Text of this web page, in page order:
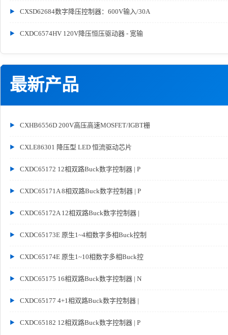
CXSD62684数字降压控制器：600V输入/30A
CXDC6574HV 120V降压恒压驱动器 - 宽输
最新产品
CXHB6556D 200V高压高速MOSFET/IGBT栅
CXLE86301 降压型 LED 恒流驱动芯片
CXDC65172 12相双路Buck数字控制器 | P
CXDC65171A 8相双路Buck数字控制器 | P
CXDC65172A 12相双路Buck数字控制器 |
CXDC65173E 原生1~4相数字多相Buck控制
CXDC65174E 原生1~10相数字多相Buck控
CXDC65175 16相双路Buck数字控制器 | N
CXDC65177 4+1相双路Buck数字控制器 |
CXDC65182 12相双路Buck数字控制器 | P